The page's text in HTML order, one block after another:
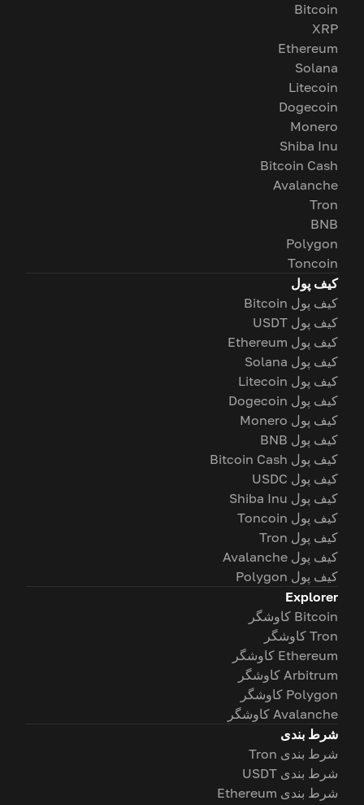
Bitcoin
XRP
Ethereum
Solana
Litecoin
Dogecoin
Monero
Shiba Inu
Bitcoin Cash
Avalanche
Tron
BNB
Polygon
Toncoin
کیف پول
کیف پول Bitcoin
کیف پول USDT
کیف پول Ethereum
کیف پول Solana
کیف پول Litecoin
کیف پول Dogecoin
کیف پول Monero
کیف پول BNB
کیف پول Bitcoin Cash
کیف پول USDC
کیف پول Shiba Inu
کیف پول Toncoin
کیف پول Tron
کیف پول Avalanche
کیف پول Polygon
Explorer
Bitcoin کاوشگر
Tron کاوشگر
Ethereum کاوشگر
Arbitrum کاوشگر
Polygon کاوشگر
Avalanche کاوشگر
شرط بندی
شرط بندی Tron
شرط بندی USDT
شرط بندی Ethereum